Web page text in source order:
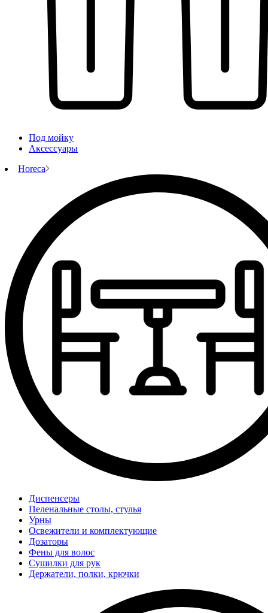
Под мойку
Аксессуары
Horeca
Диспенсеры
Пеленальные столы, стулья
Урны
Освежители и комплектующие
Дозаторы
Фены для волос
Сушилки для рук
Держатели, полки, крючки